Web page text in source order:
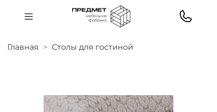
Главная Столы для гостиной